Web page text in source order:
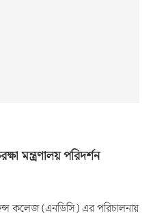
মন্ত্রণালয় পরিদর্শন
কলেজ (এনডিসি) এর পরিচালনায়